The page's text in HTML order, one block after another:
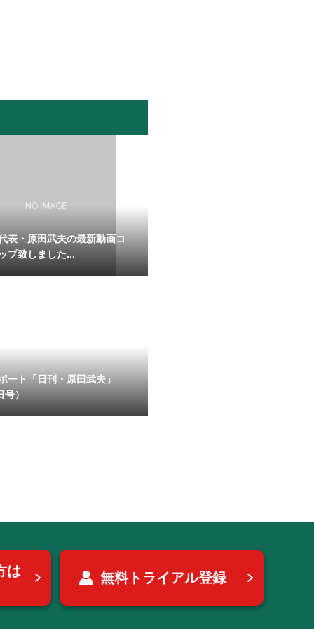
表・原田武夫の最新動画コ
プ致しました...
ート「日刊・原田武夫」
号）
は
無料トライアル登録